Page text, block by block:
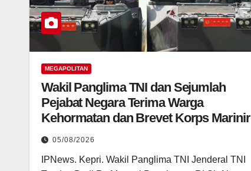
MEGAPOLITAN
Wakil Panglima TNI dan Sejumlah
Pejabat Negara Terima Warga
Kehormatan dan Brevet Korps Marinir
05/08/2026
IPNews. Kepri. Wakil Panglima TNI Jenderal TNI